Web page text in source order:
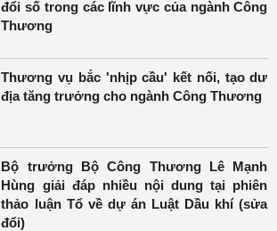
đổi số trong các lĩnh vực của ngành Công
Thương
Thương vụ bắc 'nhịp cầu' kết nối, tạo dư
địa tăng trưởng cho ngành Công Thương
Bộ trưởng Bộ Công Thương Lê Mạnh
Hùng giải đáp nhiều nội dung tại phiên
thảo luận Tổ về dự án Luật Dầu khí (sửa
đổi)